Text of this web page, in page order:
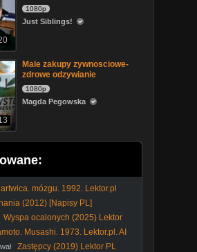
1080p
Just Siblings!
Male zakupy zywnosciowe-
zdrowe odzywianie
1080p
Magda Pegowska
mózgu. 1992. Lektor.pl
(2012) [Napisy PL]
Wyspa ocalonych (2025) Lektor
Musashi. 1973. Lektor.pl. AI
Zastępcy (2019) Lektor PL